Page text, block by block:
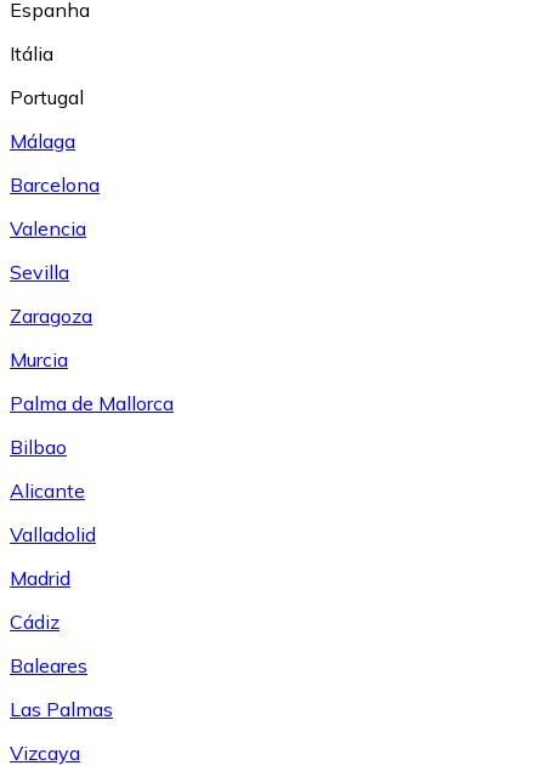
Espanha
Itália
Portugal
Málaga
Barcelona
Valencia
Sevilla
Zaragoza
Murcia
Palma de Mallorca
Bilbao
Alicante
Valladolid
Madrid
Cádiz
Baleares
Las Palmas
Vizcaya